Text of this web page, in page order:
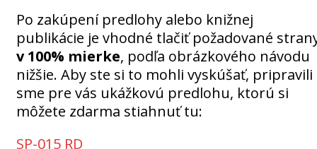
Po zakúpení predlohy alebo knižnej
publikácie je vhodné tlačiť požadované
v 100% mierke, podľa obrázkového návodu
nižšie. Aby ste si to mohli vyskúšať, pripravili
sme pre vás ukážkovú predlohu, ktorú si
môžete zdarma stiahnuť tu:
SP-015 RD